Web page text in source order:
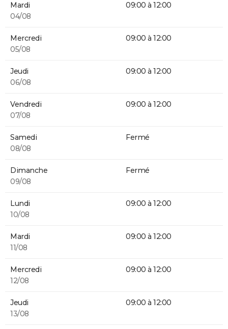
Mardi
04/08
09:00 à 12:00
Mercredi
05/08
09:00 à 12:00
Jeudi
06/08
09:00 à 12:00
Vendredi
07/08
09:00 à 12:00
Samedi
08/08
Fermé
Dimanche
09/08
Fermé
Lundi
10/08
09:00 à 12:00
Mardi
11/08
09:00 à 12:00
Mercredi
12/08
09:00 à 12:00
Jeudi
13/08
09:00 à 12:00